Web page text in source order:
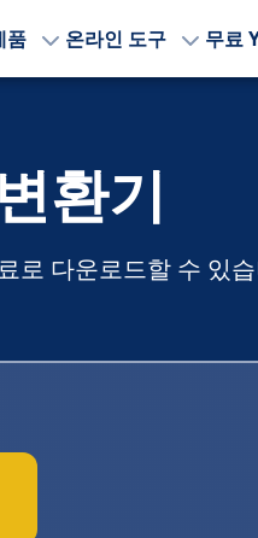
품 온라인 도구 무료
환기
로 다운로드할 수 있